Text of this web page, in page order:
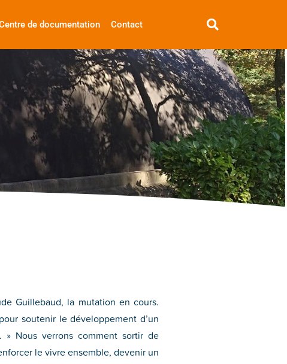
de documentation Contact
Guillebaud, la mutation en cours.
soutenir le développement d’un
Nous verrons comment sortir de
le vivre ensemble, devenir un